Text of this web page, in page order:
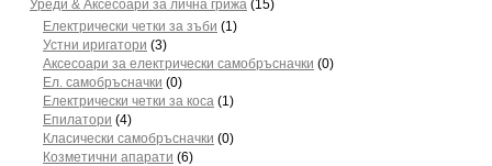
Уреди & Аксесоари за лична грижа (15)
Електрически четки за зъби (1)
Устни иригатори (3)
Аксесоари за електрически самобръсначки (0)
Ел. самобръсначки (0)
Електрически четки за коса (1)
Епилатори (4)
Класически самобръсначки (0)
Козметични апарати (6)